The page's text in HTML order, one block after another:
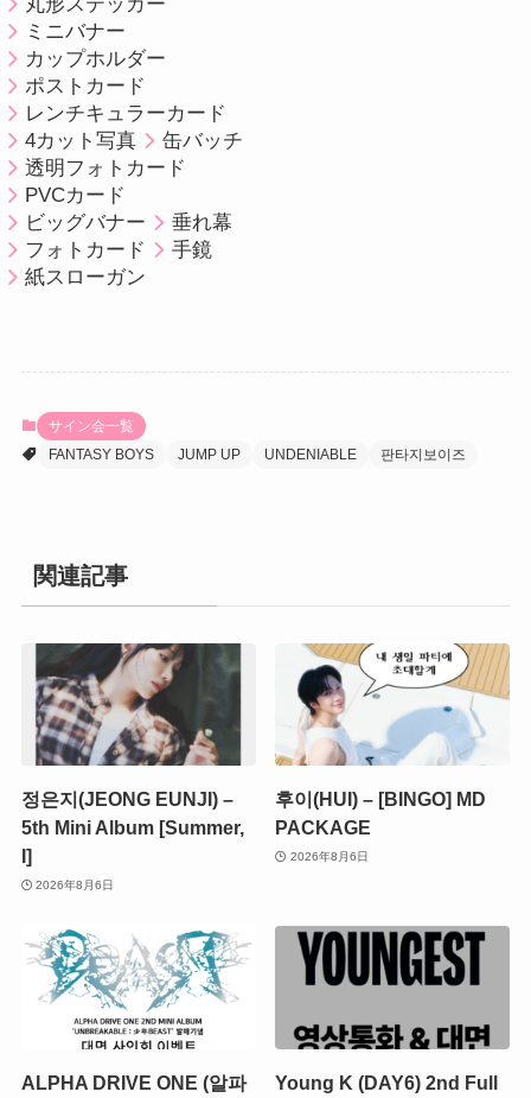
ミニバナー
カップホルダー
ポストカード
レンチキュラーカード
4カット写真
缶バッチ
透明フォトカード
PVCカード
ビッグバナー
垂れ幕
フォトカード
手鏡
紙スローガン
サイン会一覧
FANTASY BOYS
JUMP UP UNDENIABLE 판타지보이즈
関連記事
정은지(JEONG EUNJI) –
5th Mini Album [Summer,
I]
2026年8月6日
후이(HUI) – [BINGO] MD
PACKAGE
2026年8月6日
ALPHA DRIVE ONE (알파
Young K (DAY6) 2nd Full